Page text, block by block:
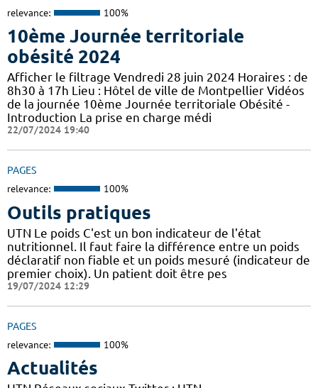
relevance: 100%
10ème Journée territoriale
obésité 2024
Afficher le filtrage Vendredi 28 juin 2024 Horaires : de
8h30 à 17h Lieu : Hôtel de ville de Montpellier Vidéos
de la journée 10ème Journée territoriale Obésité -
Introduction La prise en charge médi
22/07/2024 19:40
PAGES
relevance: 100%
Outils pratiques
UTN Le poids C'est un bon indicateur de l'état
nutritionnel. Il faut faire la différence entre un poids
déclaratif non fiable et un poids mesuré (indicateur de
premier choix). Un patient doit être pes
19/07/2024 12:29
PAGES
relevance: 100%
Actualités